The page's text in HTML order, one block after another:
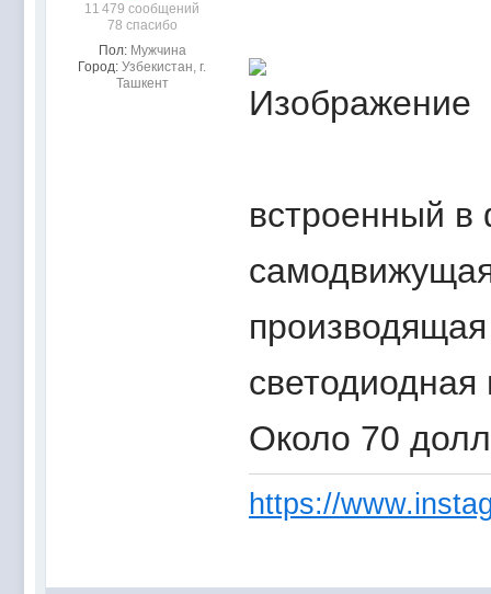
11 479 сообщений
78 спасибо
Пол: Мужчина
Город: Узбекистан, г.
Ташкент
встроенный в
Около 70
https://